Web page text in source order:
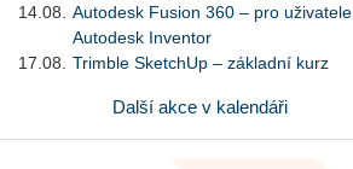
14.08.
Autodesk Fusion 360 – pro uživatele
Autodesk Inventor
17.08.
Trimble SketchUp – základní kurz
Další akce v kalendáři